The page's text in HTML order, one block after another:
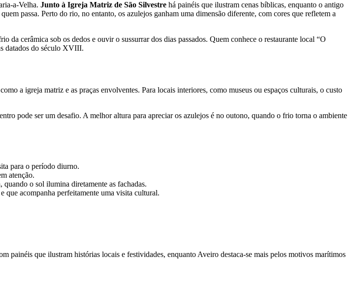
a-Velha. Junto à Igreja Matriz de São Silvestre há painéis que ilustram cenas bíblicas, enquanto o antigo
passa. Perto do rio, no entanto, os azulejos ganham uma dimensão diferente, com cores que refletem a
cerâmica sob os dedos e ouvir o sussurrar dos dias passados. Quem conhece o restaurante local “O
datados do século XVIII.
a igreja matriz e as praças envolventes. Para locais interiores, como museus ou espaços culturais, o custo
pode ser um desafio. A melhor altura para apreciar os azulejos é no outono, quando o frio torna o ambiente
para o período diurno.
atenção.
o sol ilumina diretamente as fachadas.
que acompanha perfeitamente uma visita cultural.
painéis que ilustram histórias locais e festividades, enquanto Aveiro destaca-se mais pelos motivos marítimos